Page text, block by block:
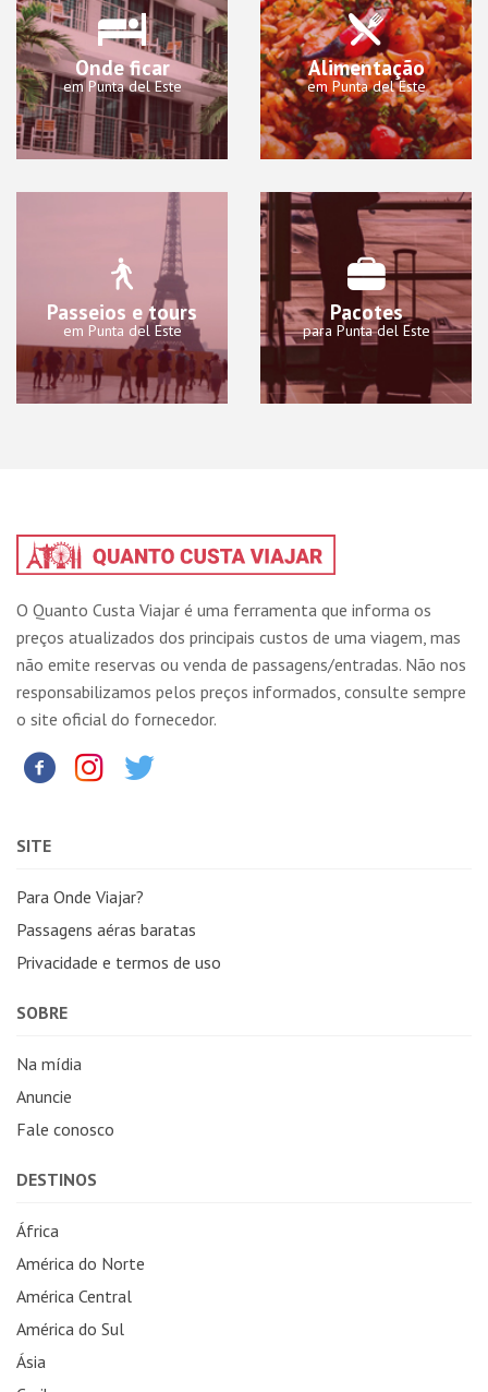
Onde ficar
em Punta del Este
Alimentação
em Punta del Este
Passeios e tours
em Punta del Este
Pacotes
para Punta del Este
O Quanto Custa Viajar é uma ferramenta que informa os
preços atualizados dos principais custos de uma viagem, mas
não emite reservas ou venda de passagens/entradas. Não nos
responsabilizamos pelos preços informados, consulte sempre
o site oficial do fornecedor.
SITE
Para Onde Viajar?
Passagens aéras baratas
Privacidade e termos de uso
SOBRE
Na mídia
Anuncie
Fale conosco
DESTINOS
África
América do Norte
América Central
América do Sul
Ásia